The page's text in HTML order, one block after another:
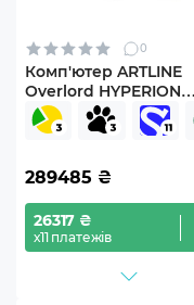
0
Комп'ютер ARTLINE
Overlord HYPERION
Windows 11 Pro
(Hyperionv61Win)
289485 ₴
26317 ₴
х11 платежів